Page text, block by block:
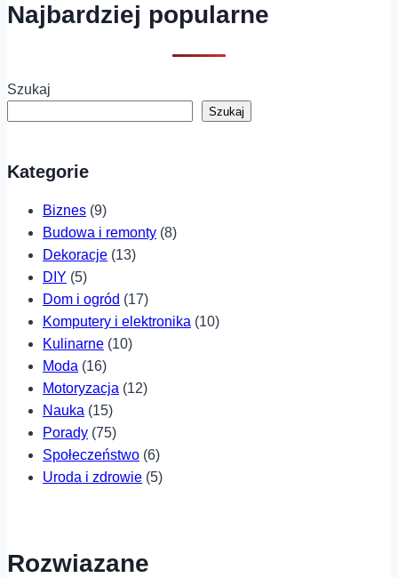
Najbardziej popularne
Szukaj
Szukaj
Kategorie
Biznes (9)
Budowa i remonty (8)
Dekoracje (13)
DIY (5)
Dom i ogród (17)
Komputery i elektronika (10)
Kulinarne (10)
Moda (16)
Motoryzacja (12)
Nauka (15)
Porady (75)
Społeczeństwo (6)
Uroda i zdrowie (5)
Rozwiazane